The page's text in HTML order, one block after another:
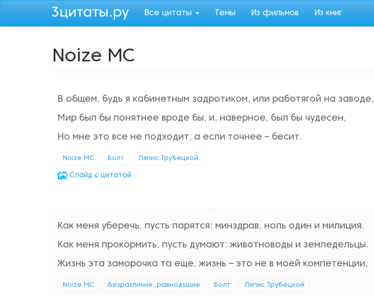
Все цитаты Темы Из фильмов Из книг
Noize MC
В общем, будь я кабинетным задротиком, или работягой на заводе,
Мир был бы понятнее вроде бы, и, наверное, был бы чудесен,
Но мне это все не подходит, а если точнее – бесит.
Noize MC Болт Ляпис Трубецкой
Cлайд с цитатой
Как меня уберечь, пусть парятся: минздрав, ноль один и милиция.
Как меня прокормить, пусть думают: животноводы и земледельцы.
Жизнь эта заморочка та еще, жизнь – это не в моей компетенции,
Noize MC безразличие, равнодушие Болт Ляпис Трубецкой